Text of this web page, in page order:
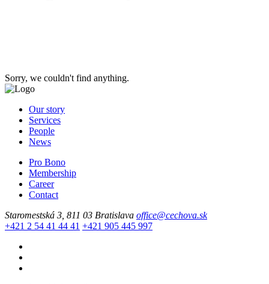
Sorry, we couldn't find anything.
Our story
Services
People
News
Pro Bono
Membership
Career
Contact
Staromestská 3, 811 03 Bratislava office@cechova.sk
+421 2 54 41 44 41 +421 905 445 997